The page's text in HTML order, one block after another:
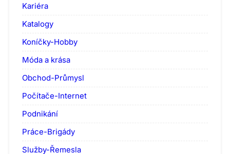
Kariéra
Katalogy
Koníčky-Hobby
Móda a krása
Obchod-Průmysl
Počítače-Internet
Podnikání
Práce-Brigády
Služby-Řemesla